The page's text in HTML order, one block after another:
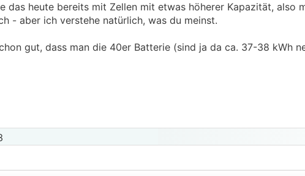
das heute bereits mit Zellen mit etwas höherer Kapazität, also
- aber ich verstehe natürlich, was du meinst.
gut, dass man die 40er Batterie (sind ja da ca. 37-38 kWh